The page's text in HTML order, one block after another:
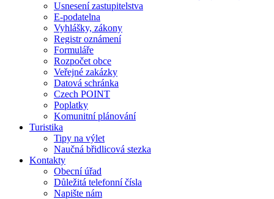
Usnesení zastupitelstva
E-podatelna
Vyhlášky, zákony
Registr oznámení
Formuláře
Rozpočet obce
Veřejné zakázky
Datová schránka
Czech POINT
Poplatky
Komunitní plánování
Turistika
Tipy na výlet
Naučná břidlicová stezka
Kontakty
Obecní úřad
Důležitá telefonní čísla
Napište nám